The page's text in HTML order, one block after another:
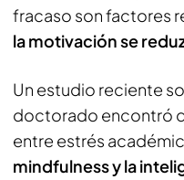
fracaso son factores
la motivación se
Un estudio reciente
doctorado encontró
entre estrés
mindfulness y la